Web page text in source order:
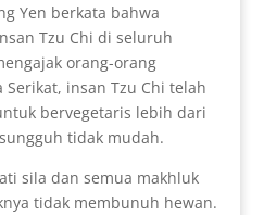
Yen berkata bahwa
Tzu Chi di seluruh
orang-orang
insan Tzu Chi telah
bervegetaris lebih dari
tidak mudah.
sila dan semua makhluk
tidak membunuh hewan.